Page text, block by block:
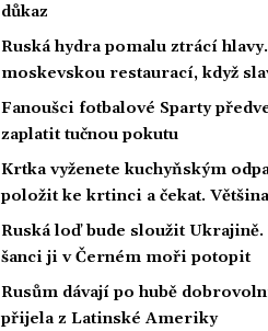
důkaz
Ruská hydra pomalu ztrácí
moskevskou restaurací, když
Fanoušci fotbalové Sparty
zaplatit tučnou pokutu
Krtka vyženete kuchyňským
položit ke krtinci a čekat.
Ruská loď bude sloužit
šanci ji v Černém moři potopit
Rusům dávají po hubě
přijela z Latinské Ameriky